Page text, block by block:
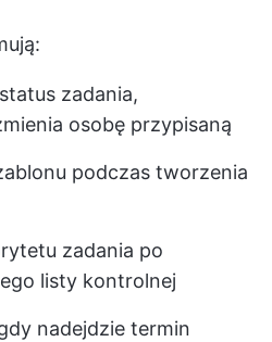
zadania,
osobę przypisaną
podczas tworzenia
zadania po
listy kontrolnej
nadejdzie termin